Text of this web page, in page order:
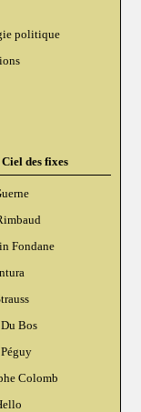
politique
Ciel des fixes
Fondane
Bos
Colomb